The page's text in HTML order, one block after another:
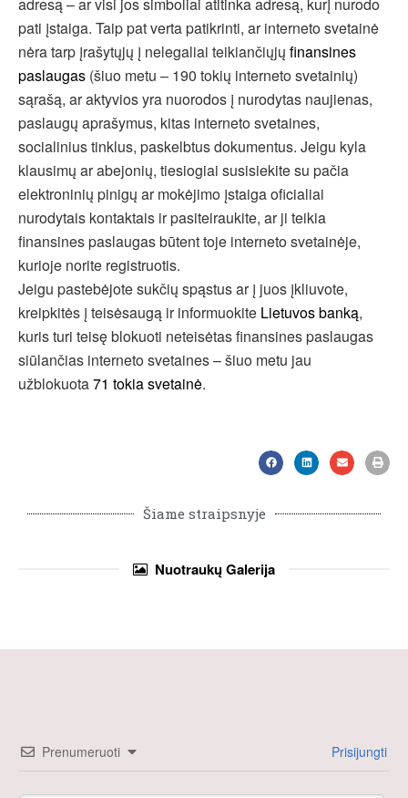
pati įstaiga. Taip pat verta patikrinti, ar interneto svetainė
nėra tarp įrašytųjų į nelegaliai teikiančiųjų finansines
paslaugas (šiuo metu – 190 tokių interneto svetainių)
sąrašą, ar aktyvios yra nuorodos į nurodytas naujienas,
paslaugų aprašymus, kitas interneto svetaines,
socialinius tinklus, paskelbtus dokumentus. Jeigu kyla
klausimų ar abejonių, tiesiogiai susisiekite su pačia
elektroninių pinigų ar mokėjimo įstaiga oficialiai
nurodytais kontaktais ir pasiteiraukite, ar ji teikia
finansines paslaugas būtent toje interneto svetainėje,
kurioje norite registruotis.
Jeigu pastebėjote sukčių spąstus ar į juos įkliuvote,
kreipkitės į teisėsaugą ir informuokite Lietuvos banką,
kuris turi teisę blokuoti neteisėtas finansines paslaugas
siūlančias interneto svetaines – šiuo metu jau
užblokuota71 tokia svetainė.
Šiame straipsnyje
NuotraukųGalerija
Prenumeruoti Prisijungti